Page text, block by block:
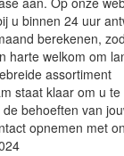
u binnen 24 uur
berekenen,
harte welkom om
assortiment
staat klaar om u
behoeften van
opnemen met